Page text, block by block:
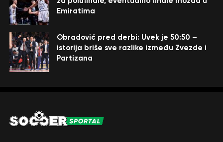
Emiratima
Obradović pred derbi: Uvek je 50:50 –
istorija briše sve razlike između Zvezde i
Partizana